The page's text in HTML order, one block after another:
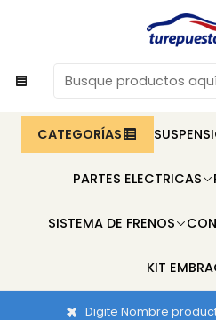
CATEGORÍAS
PARTES ELECTRICAS
SISTEMA DE FRENOS
KIT
Digite Nombre